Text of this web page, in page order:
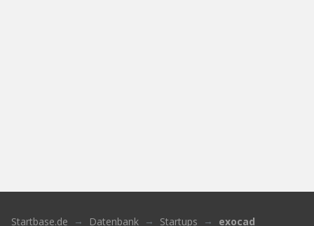
Startbase.de Datenbank Startups exocad